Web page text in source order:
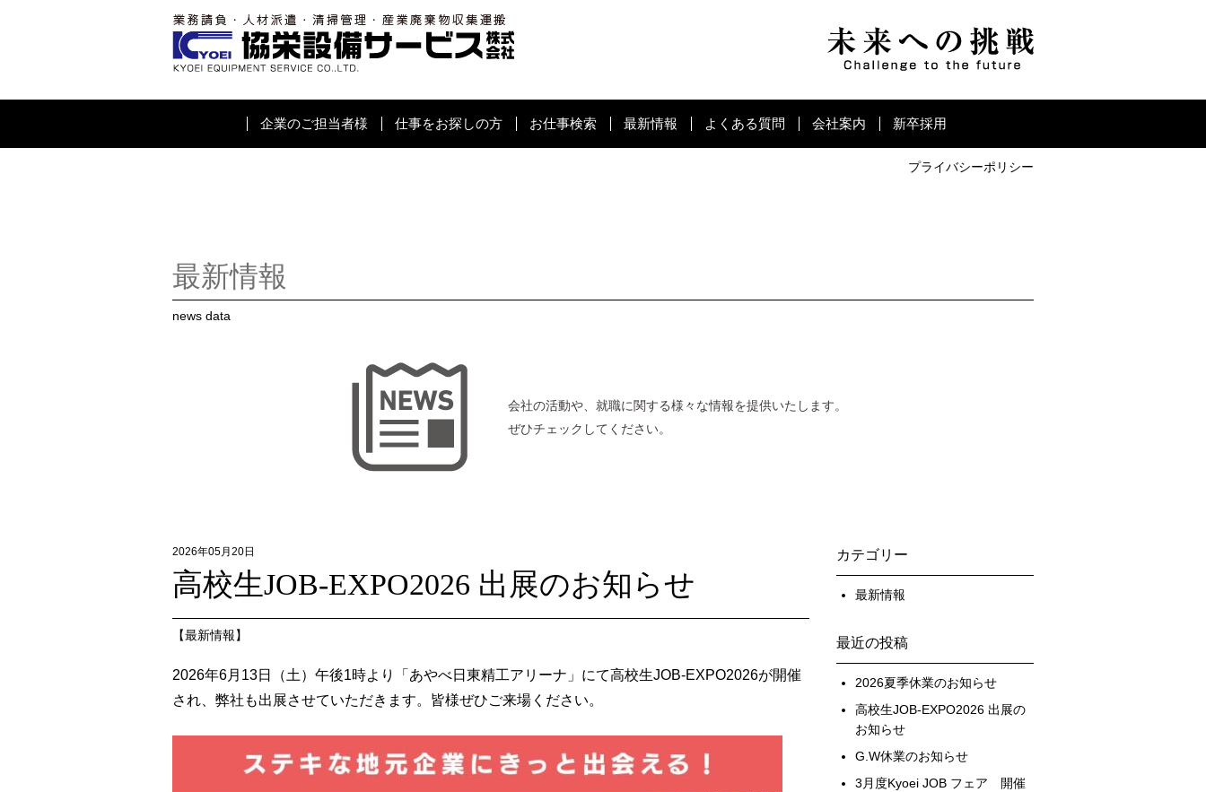
企業のご担当者様 仕事をお探しの方 お仕事検索 最新情報 よくある質問 会社案内 新卒採用
プライバシーポリシー
最新情報
news data
会社の活動や、就職に関する様々な情報を提供いたします。
ぜひチェックしてください。
2026年05月20日
高校生JOB-EXPO2026 出展のお知らせ
【最新情報】
2026年6月13日（土）午後1時より「あやべ日東精工アリーナ」にて高校生JOB-EXPO2026が開催
され、弊社も出展させていただきます。皆様ぜひご来場ください。
カテゴリー
最新情報
最近の投稿
2026夏季休業のお知らせ
高校生JOB-EXPO2026 出展の
お知らせ
G.W休業のお知らせ
3月度Kyoei JOB フェア 開催